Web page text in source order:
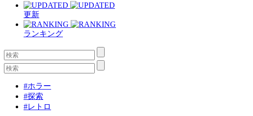
更新
ランキング
#ホラー
#探索
#レトロ